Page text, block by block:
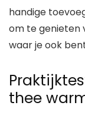
handige
om te genieten
waar je ook
thee